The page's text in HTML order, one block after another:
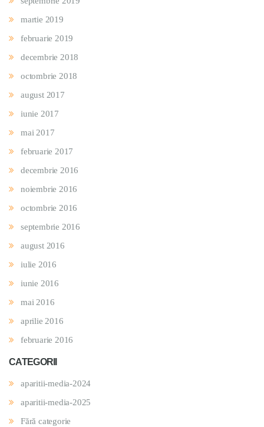
martie 2019
februarie 2019
decembrie 2018
octombrie 2018
august 2017
iunie 2017
mai 2017
februarie 2017
decembrie 2016
noiembrie 2016
octombrie 2016
septembrie 2016
august 2016
iulie 2016
iunie 2016
mai 2016
aprilie 2016
februarie 2016
CATEGORII
aparitii-media-2024
aparitii-media-2025
Fără categorie